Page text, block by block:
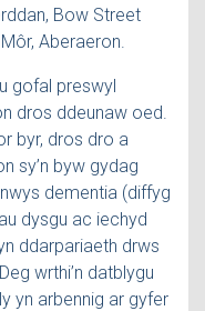
Bow Street
Aberaeron.
gofal preswyl
dros ddeunaw oed.
byr, dros dro a
sy’n byw gydag
dementia (diffyg
dysgu ac iechyd
ddarpariaeth drws
wrthi’n datblygu
yn arbennig ar gyfer